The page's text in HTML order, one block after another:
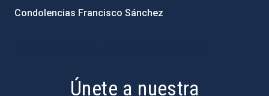
Condolencias Francisco Sánchez
Únete a nuestra